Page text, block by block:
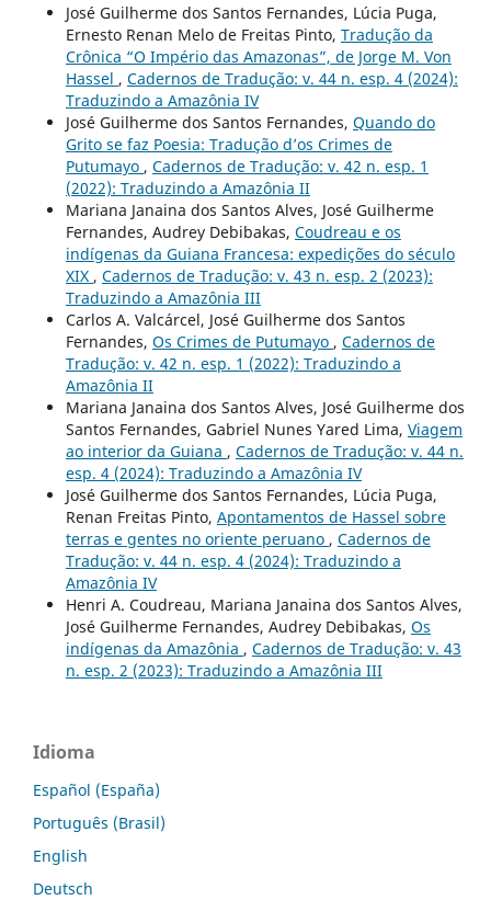
José Guilherme dos Santos Fernandes, Lúcia Puga,
Ernesto Renan Melo de Freitas Pinto, Tradução da
Crônica “O Império das Amazonas”, de Jorge M. Von
Hassel , Cadernos de Tradução: v. 44 n. esp. 4 (2024):
Traduzindo a Amazônia IV
José Guilherme dos Santos Fernandes, Quando do
Grito se faz Poesia: Tradução d’os Crimes de
Putumayo , Cadernos de Tradução: v. 42 n. esp. 1
(2022): Traduzindo a Amazônia II
Mariana Janaina dos Santos Alves, José Guilherme
Fernandes, Audrey Debibakas, Coudreau e os
indígenas da Guiana Francesa: expedições do século
XIX , Cadernos de Tradução: v. 43 n. esp. 2 (2023):
Traduzindo a Amazônia III
Carlos A. Valcárcel, José Guilherme dos Santos
Fernandes, Os Crimes de Putumayo , Cadernos de
Tradução: v. 42 n. esp. 1 (2022): Traduzindo a
Amazônia II
Mariana Janaina dos Santos Alves, José Guilherme dos
Santos Fernandes, Gabriel Nunes Yared Lima, Viagem
ao interior da Guiana , Cadernos de Tradução: v. 44 n.
esp. 4 (2024): Traduzindo a Amazônia IV
José Guilherme dos Santos Fernandes, Lúcia Puga,
Renan Freitas Pinto, Apontamentos de Hassel sobre
terras e gentes no oriente peruano , Cadernos de
Tradução: v. 44 n. esp. 4 (2024): Traduzindo a
Amazônia IV
Henri A. Coudreau, Mariana Janaina dos Santos Alves,
José Guilherme Fernandes, Audrey Debibakas, Os
indígenas da Amazônia , Cadernos de Tradução: v. 43
n. esp. 2 (2023): Traduzindo a Amazônia III
Idioma
Español (España)
Português (Brasil)
English
Deutsch